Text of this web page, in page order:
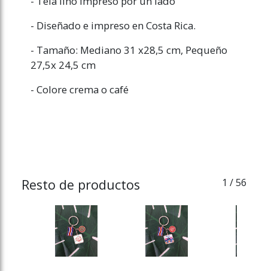
- Diseñado e impreso en Costa Rica.
- Tamaño: Mediano 31 x28,5 cm, Pequeño
27,5x 24,5 cm
- Colore crema o café
Resto de productos 1 / 56